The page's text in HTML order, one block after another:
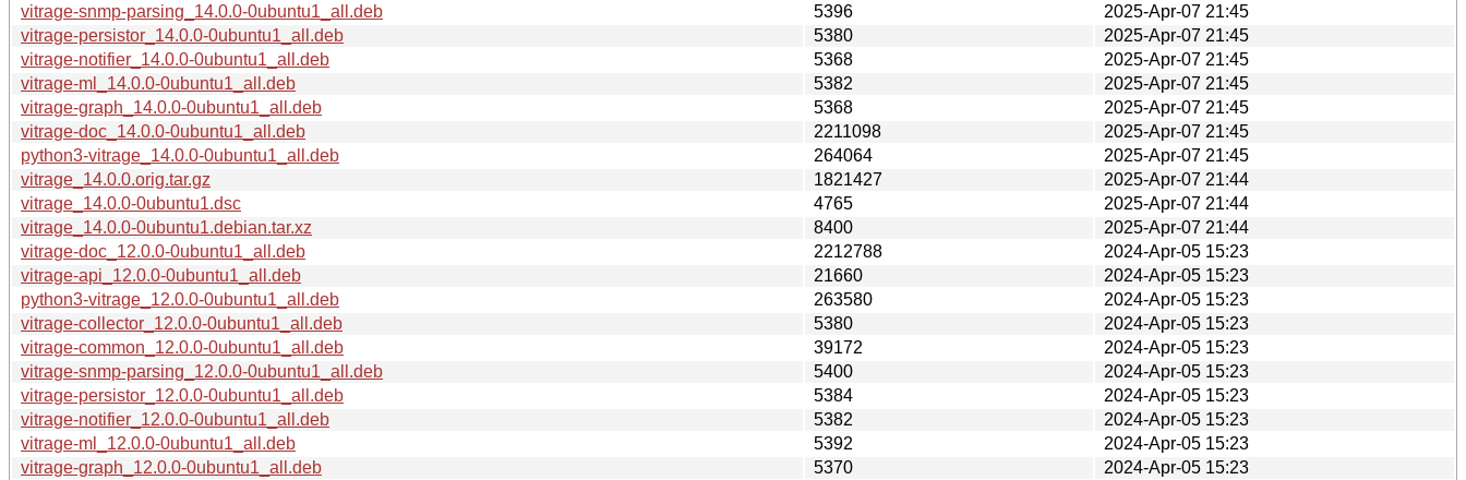
vitrage-snmp-parsing_14.0.0-0ubuntu1_all.deb
5396
2025-Apr-07 21:45
vitrage-persistor_14.0.0-0ubuntu1_all.deb
5380
2025-Apr-07 21:45
vitrage-notifier_14.0.0-0ubuntu1_all.deb
5368
2025-Apr-07 21:45
vitrage-ml_14.0.0-0ubuntu1_all.deb
5382
2025-Apr-07 21:45
vitrage-graph_14.0.0-0ubuntu1_all.deb
5368
2025-Apr-07 21:45
vitrage-doc_14.0.0-0ubuntu1_all.deb
2211098
2025-Apr-07 21:45
python3-vitrage_14.0.0-0ubuntu1_all.deb
264064
2025-Apr-07 21:45
vitrage_14.0.0.orig.tar.gz
1821427
2025-Apr-07 21:44
vitrage_14.0.0-0ubuntu1.dsc
4765
2025-Apr-07 21:44
vitrage_14.0.0-0ubuntu1.debian.tar.xz
8400
2025-Apr-07 21:44
vitrage-doc_12.0.0-0ubuntu1_all.deb
2212788
2024-Apr-05 15:23
vitrage-api_12.0.0-0ubuntu1_all.deb
21660
2024-Apr-05 15:23
python3-vitrage_12.0.0-0ubuntu1_all.deb
263580
2024-Apr-05 15:23
vitrage-collector_12.0.0-0ubuntu1_all.deb
5380
2024-Apr-05 15:23
vitrage-common_12.0.0-0ubuntu1_all.deb
39172
2024-Apr-05 15:23
vitrage-snmp-parsing_12.0.0-0ubuntu1_all.deb
5400
2024-Apr-05 15:23
vitrage-persistor_12.0.0-0ubuntu1_all.deb
5384
2024-Apr-05 15:23
vitrage-notifier_12.0.0-0ubuntu1_all.deb
5382
2024-Apr-05 15:23
vitrage-ml_12.0.0-0ubuntu1_all.deb
5392
2024-Apr-05 15:23
vitrage-graph_12.0.0-0ubuntu1_all.deb
5370
2024-Apr-05 15:23